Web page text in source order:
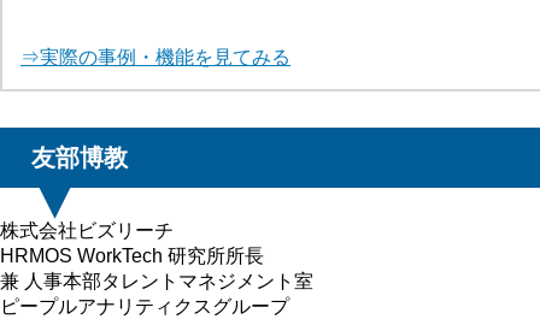
⇒実際の事例・機能を見てみる
友部博教
株式会社ビズリーチ
HRMOS WorkTech 研究所所長
兼 人事本部タレントマネジメント室
ピープルアナリティクスグループ